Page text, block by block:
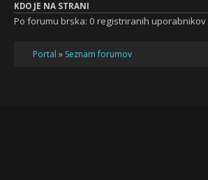
KDO JE NA STRANI
Po forumu brska: 0 registriranih
Portal » Seznam forumov